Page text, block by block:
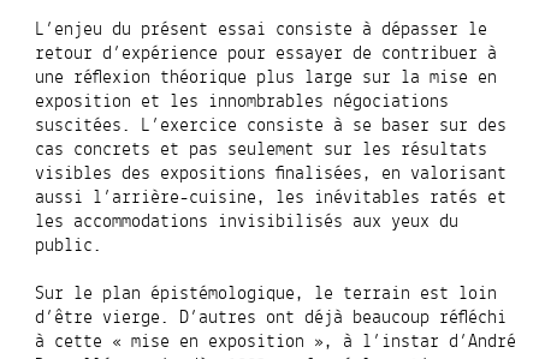
L’enjeu du présent essai consiste à dépasser le
retour d’expérience pour essayer de contribuer à
une réflexion théorique plus large sur la mise en
exposition et les innombrables négociations
suscitées. L’exercice consiste à se baser sur des
cas concrets et pas seulement sur les résultats
visibles des expositions finalisées, en valorisant
aussi l’arrière-cuisine, les inévitables ratés et
les accommodations invisibilisés aux yeux du
public.
Sur le plan épistémologique, le terrain est loin
d’être vierge. D’autres ont déjà beaucoup réfléchi
à cette « mise en exposition », à l’instar d’André